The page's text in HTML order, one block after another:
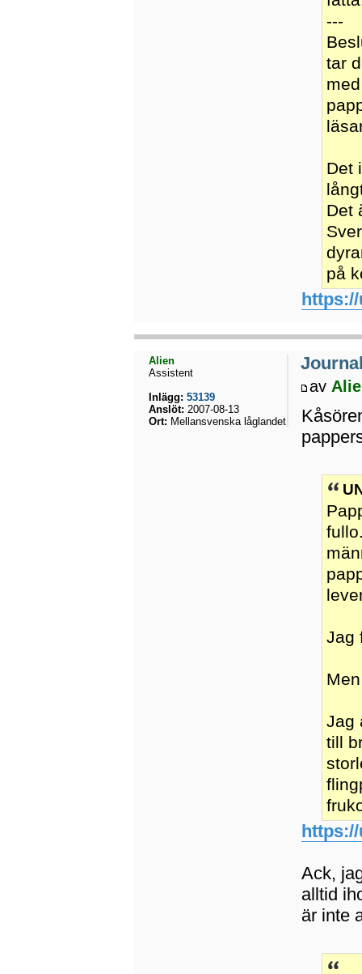
---
tar
Det
Det
på
av
Jag
Jag
till
Ack,
alltid
är inte
Alien
Assistent
Inlägg: 53139
Anslöt: 2007-08-13
Ort: Mellansvenska låglandet